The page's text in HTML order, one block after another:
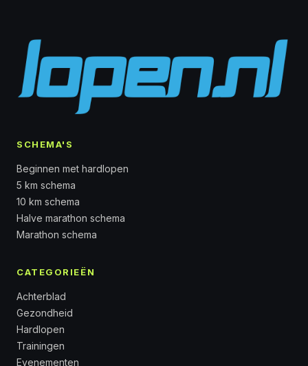
SCHEMA'S
Beginnen met hardlopen
5 km schema
10 km schema
Halve marathon schema
Marathon schema
CATEGORIEËN
Achterblad
Gezondheid
Hardlopen
Trainingen
Evenementen